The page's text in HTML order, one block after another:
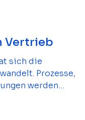
Vertrieb
sich die
Prozesse,
werden